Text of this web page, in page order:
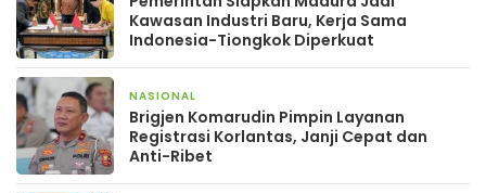
Kawasan Industri Baru, Kerja Sama
Indonesia-Tiongkok Diperkuat
NASIONAL
Brigjen Komarudin Pimpin Layanan
Registrasi Korlantas, Janji Cepat dan
Anti-Ribet